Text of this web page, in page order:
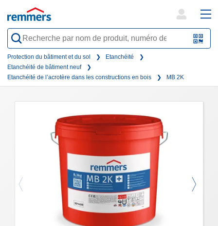
QR-
search
form
Protection du bâtiment et du sol
Etanchéité
Etanchéité de bâtiment neuf
Etanchéité de l’acrotère dans les constructions en bois
MB 2K